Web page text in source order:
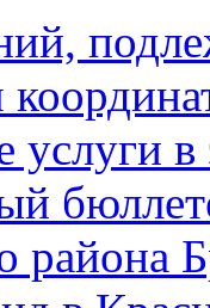
в
района